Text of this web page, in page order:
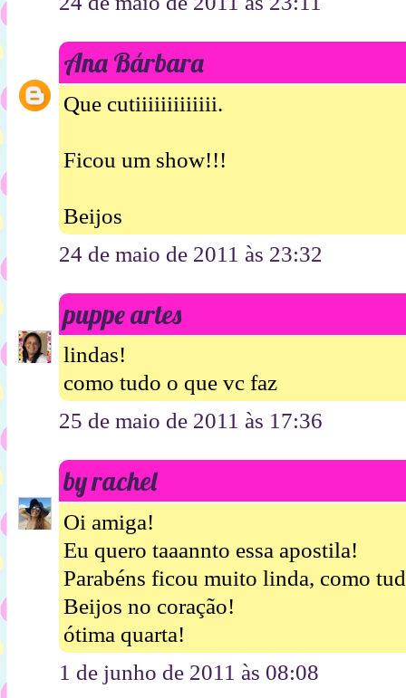
Ana Bárbara
Que cutiiiiiiiiiiiii.
Ficou um show!!!
Beijos
24 de maio de 2011 às 23:32
puppe artes
lindas!
como tudo o que vc faz
25 de maio de 2011 às 17:36
by rachel
Oi amiga!
Eu quero taaannto essa apostila!
Parabéns ficou muito linda, como
Beijos no coração!
ótima quarta!
1 de junho de 2011 às 08:08